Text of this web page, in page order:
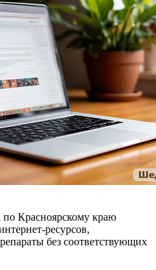
по Красноярскому краю
ресурсов,
без соответствующих